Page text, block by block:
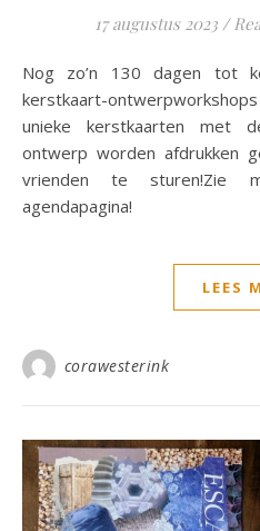
17 augustus 2023 /
Nog zo’n 130 dagen tot kerst! Ik heb daarom drie
kerstkaart-
unieke kerstkaarten met
ontwerp worden afdrukken
vrienden te sturen!Zie
agendapagina!
LEES
corawesterink